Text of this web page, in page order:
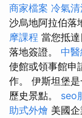
商家檔案 冷氣
沙烏地阿拉伯落
摩課程 當您抵
落地簽證。 中
使館或領事館申
作。 伊斯坦堡
歷史景點。 seo
助式外燴 美國